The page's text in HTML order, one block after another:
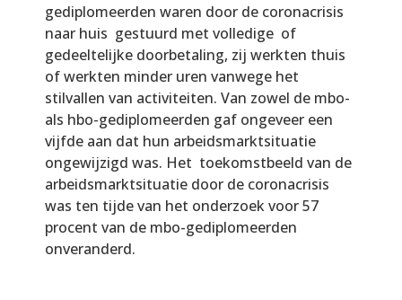
gediplomeerden waren door de coronacrisis
naar huis gestuurd met volledige of
gedeeltelijke doorbetaling, zij werkten thuis
of werkten minder uren vanwege het
stilvallen van activiteiten. Van zowel de mbo-
als hbo-gediplomeerden gaf ongeveer een
vijfde aan dat hun arbeidsmarktsituatie
ongewijzigd was. Het toekomstbeeld van de
arbeidsmarktsituatie door de coronacrisis
was ten tijde van het onderzoek voor 57
procent van de mbo-gediplomeerden
onveranderd.